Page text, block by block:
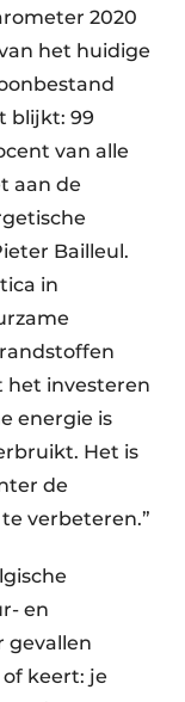
2020
het huidige
blijkt: 99
van alle
aan de
Bailleul.
in
het investeren
energie is
Het is
de
verbeteren.”
en
gevallen
keert: je